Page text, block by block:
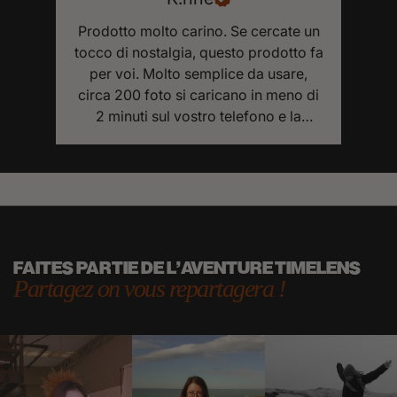
Prodotto molto carino. Se cercate un
tocco di nostalgia, questo prodotto fa
per voi. Molto semplice da usare,
circa 200 foto si caricano in meno di
2 minuti sul vostro telefono e la
FAITES PARTIE DE L'AVENTURE TIMELENS
Partagez on vous repartagera !